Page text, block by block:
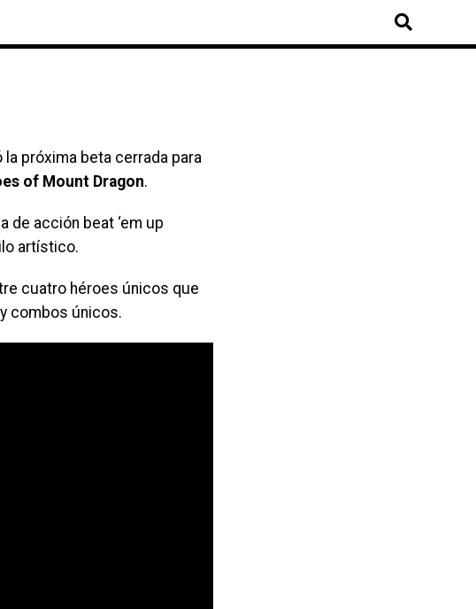
próxima beta cerrada para
of Mount Dragon.
de acción beat ‘em up
artístico.
cuatro héroes únicos que
combos únicos.